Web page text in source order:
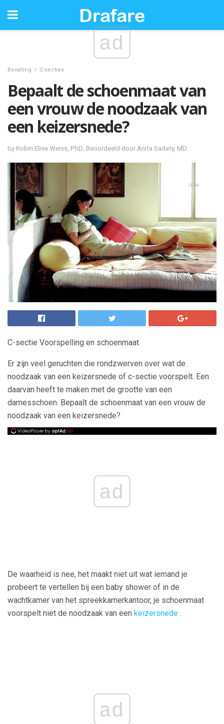
ad
Bevalling C-secties
Bepaalt de schoenmaat van
een vrouw de noodzaak van
een keizersnede?
by Robin Elise Weiss, PhD; Beoordeeld door Anita Sadaty, MD
C-sectie Voorspelling en schoenmaat
Er zijn veel geruchten die rondzwerven over wat de
noodzaak van een keizersnede of c-sectie voorspelt. Een
daarvan heeft te maken met de grootte van een
damesschoen. Bepaalt de schoenmaat van een vrouw de
noodzaak van een keizersnede?
ad
De waarheid is nee, het maakt niet uit wat iemand je
probeert te vertellen bij een baby shower of in de
wachtkamer van het spreekkamerkantoor, je schoenmaat
voorspelt niet de noodzaak van een keizersnede .
ad